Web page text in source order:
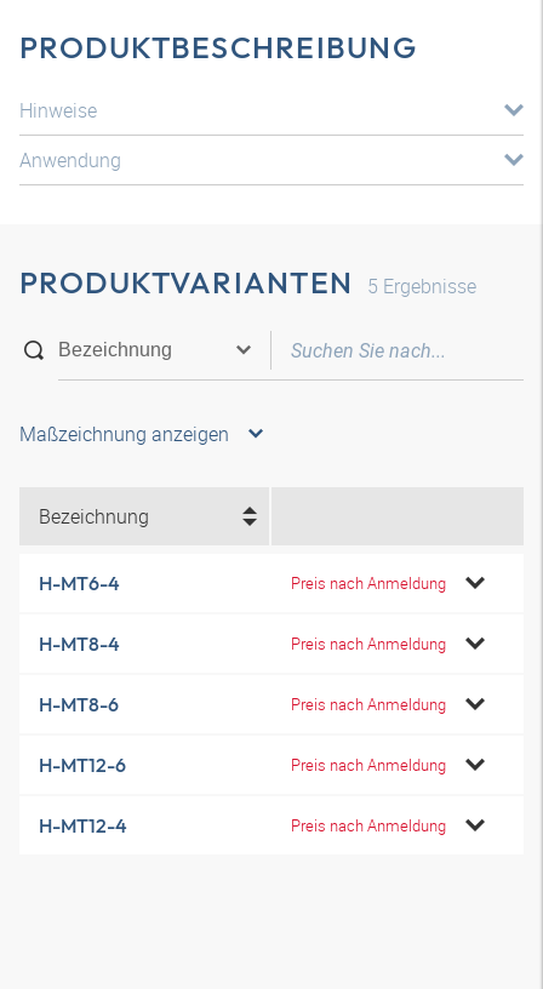
PRODUKTBESCHREIBUNG
Hinweise
Anwendung
PRODUKTVARIANTEN 5 Ergebnisse
Maßzeichnung anzeigen
Bezeichnung
H-MT6-4 Preis nach Anmeldung
H-MT8-4 Preis nach Anmeldung
H-MT8-6 Preis nach Anmeldung
H-MT12-6 Preis nach Anmeldung
H-MT12-4 Preis nach Anmeldung